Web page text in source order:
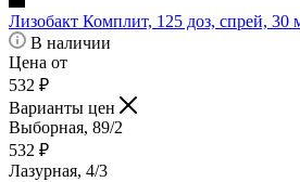
Лизобакт Комплит, 125 доз, спрей, 30
В наличии
Цена от
532 ₽
Варианты цен
Выборная, 89/2
532 ₽
Лазурная, 4/3